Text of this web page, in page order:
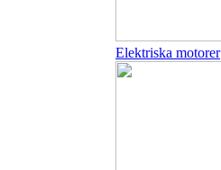
Elektriska motorer